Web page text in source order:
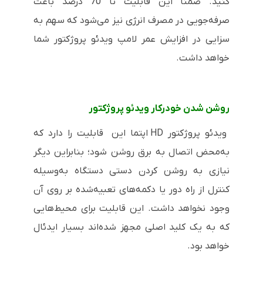
صرفه‌جویی در مصرف انرژی نیز می‌شود که سهم به
سزایی در افزایش عمر لامپ ویدئو پروژکتور شما
خواهد داشت.
روشن شدن خودرکار ویدئو پروژکتور
ویدئو پروژکتور HD اپتما این قابلیت را دارد که
به‌محض اتصال به برق روشن شود؛ بنابراین دیگر
نیازی به روشن کردن دستی دستگاه به‌وسیله
کنترل از راه دور یا دکمه‌های تعبیه‌شده بر روی آن
وجود نخواهد داشت. این قابلیت برای محیط‌هایی
که به یک کلید اصلی مجهز شده‌اند بسیار ایدئال
خواهد بود.